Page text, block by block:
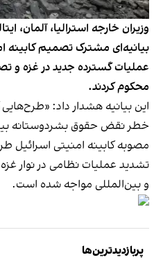
وزیران خارجه استرالیا، آلمان،
بیانیه‌ای مشترک تصمیم کابینه
عملیات گسترده جدید در غزه و
محکوم کردند.
این بیانیه هشدار داد:
خطر نقض حقوق بشردوستانه
مصوبه کابینه امنیتی اسرائیل
تشدید عملیات نظامی در نوار
و بین‌المللی مواجه شده است.
پربازدیدترین‌ها